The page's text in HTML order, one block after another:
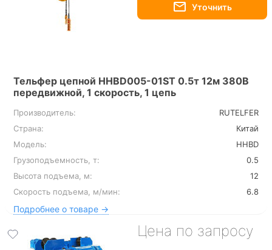
Тельфер цепной HHBD005-01ST 0.5т 12м 380В
передвижной, 1 скорость, 1 цепь
Производитель:
RUTELFER
Страна:
Китай
Модель:
HHBD
Грузоподъемность, т:
0.5
Высота подъема, м:
12
Скорость подъема, м/мин:
6.8
Подробнее о товаре →
Цена по запросу